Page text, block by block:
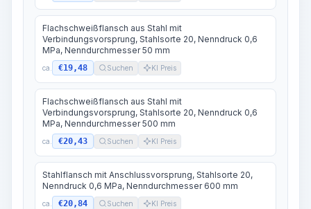
Flachschweißflansch aus Stahl mit
Verbindungsvorsprung, Stahlsorte 20, Nenndruck 0,6
MPa, Nenndurchmesser 50 mm
ca. €19,48 Suchen KI Preis
Flachschweißflansch aus Stahl mit
Verbindungsvorsprung, Stahlsorte 20, Nenndruck 0,6
MPa, Nenndurchmesser 500 mm
ca. €20,43 Suchen KI Preis
Stahlflansch mit Anschlussvorsprung, Stahlsorte 20,
Nenndruck 0,6 MPa, Nenndurchmesser 600 mm
ca. €20,84 Suchen KI Preis